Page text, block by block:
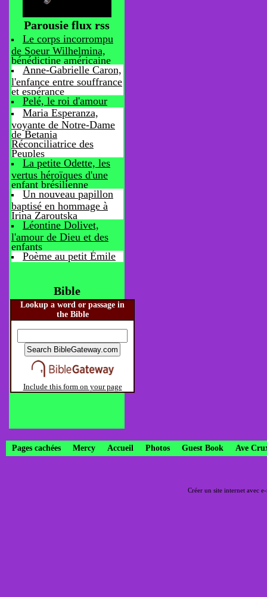
Parousie flux rss
Le corps incorrompu
de Soeur Wilhelmina,
bénédictine américaine
Anne-Gabrielle Caron,
l'enfance entre souffrance
et espérance
Pelé, le roi d'amour
Maria Esperanza,
voyante de Notre-Dame
de Betania
Réconciliatrice des
Peuples
La petite Odette, les
vertus héroïques d'une
enfant brésilienne
Un nouveau papillon
baptisé en hommage à
Irina Zaroutska
Léontine Dolivet,
l'amour de Dieu et des
enfants
Poème au petit Émile
Bible
Lookup a word or passage in
the Bible
Include this form on your page
Pages cachées Mercy Accueil Photos Guest Book Ave
Créer un site internet avec